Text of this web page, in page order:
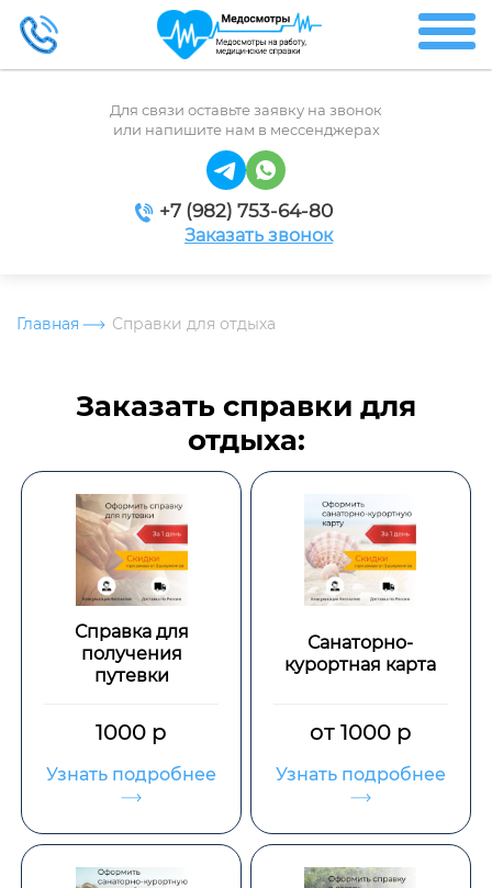
Для связи оставьте заявку на звонок
или напишите нам в мессенджерах
+7 (982) 753-64-80
Заказать звонок
Главная Справки для отдыха
Заказать справки для
отдыха:
Справка для
получения
путевки
1000 р
Узнать подробнее
Санаторно-
курортная карта
от 1000 р
Узнать подробнее